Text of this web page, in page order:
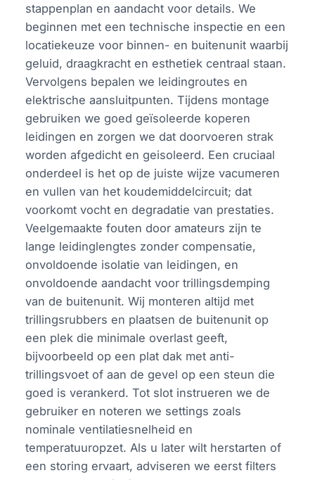
stappenplan en aandacht voor details. We
beginnen met een technische inspectie en een
locatiekeuze voor binnen- en buitenunit waarbij
geluid, draagkracht en esthetiek centraal staan.
Vervolgens bepalen we leidingroutes en
elektrische aansluitpunten. Tijdens montage
gebruiken we goed geïsoleerde koperen
leidingen en zorgen we dat doorvoeren strak
worden afgedicht en geisoleerd. Een cruciaal
onderdeel is het op de juiste wijze vacumeren
en vullen van het koudemiddelcircuit; dat
voorkomt vocht en degradatie van prestaties.
Veelgemaakte fouten door amateurs zijn te
lange leidinglengtes zonder compensatie,
onvoldoende isolatie van leidingen, en
onvoldoende aandacht voor trillingsdemping
van de buitenunit. Wij monteren altijd met
trillingsrubbers en plaatsen de buitenunit op
een plek die minimale overlast geeft,
bijvoorbeeld op een plat dak met anti-
trillingsvoet of aan de gevel op een steun die
goed is verankerd. Tot slot instrueren we de
gebruiker en noteren we settings zoals
nominale ventilatiesnelheid en
temperatuuropzet. Als u later wilt herstarten of
een storing ervaart, adviseren we eerst filters